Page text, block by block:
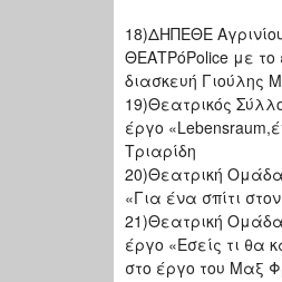
18)ΔΗΠΕΘΕ
ΘΕΑΤΡόPolice με
διασκευή Γιούλης
19)Θεατρικός
έργο
Τριαρίδη
20)Θεατρική
«Για ένα σπίτι
21)Θεατρική
έργο «Εσείς τι θα
στο έργο του Μαξ